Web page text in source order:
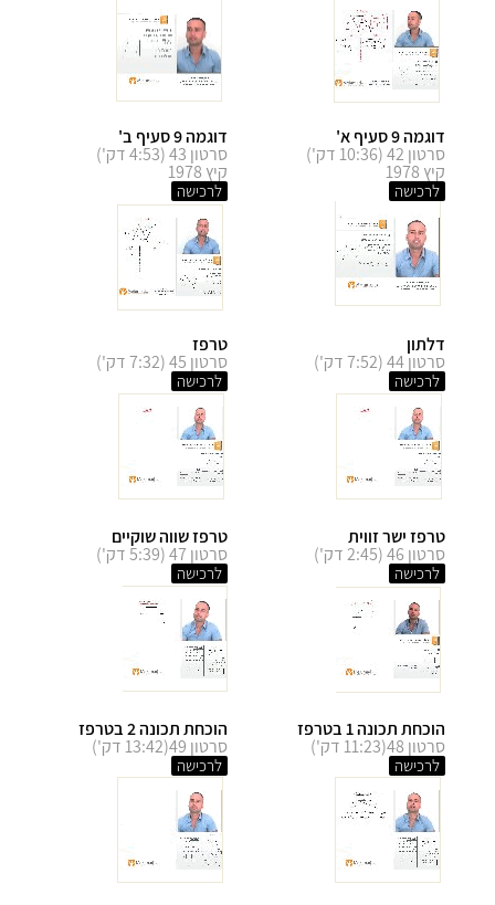
דוגמה 9 סעיף א'
סרטון 42 (10:36 דק')
קיץ 1978
לרכישה
דוגמה 9 סעיף ב'
סרטון 43 (4:53 דק')
קיץ 1978
לרכישה
דלתון
סרטון 44 (7:52 דק')
לרכישה
טרפז
סרטון 45 (7:32 דק')
לרכישה
טרפז ישר זווית
סרטון 46 (2:45 דק')
לרכישה
טרפז שווה שוקיים
סרטון 47 (5:39 דק')
לרכישה
הוכחת תכונה 1 בטרפז
סרטון 48(11:23 דק')
לרכישה
הוכחת תכונה 2 בטרפז
סרטון 49(13:42 דק')
לרכישה